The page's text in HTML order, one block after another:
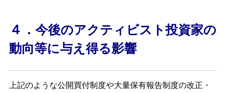
４． 今後のアクティビスト投資家の
動向等に与え得る影響
上記のような公開買付制度や大量保有報告制度の改正・